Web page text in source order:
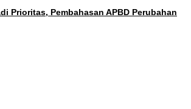
Prioritas, Pembahasan APBD Perubahan